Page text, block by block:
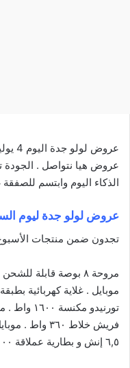
عروض هيا نتواصل . الجودة
الذكاء اليوم وابتسم للصفقة
عروض لولو جدة ليوم
تجدون ضمن منتجات
مروحة ٨ بوصة
٦,٥ إنش و بطارية عملاقة ٥٠٠٠ ملي أمبير .